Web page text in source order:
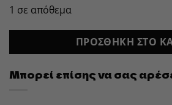
1 σε απόθεμα
ΠΡΟΣΘΉΚΗ ΣΤΟ
Μπορεί επίσης να σας